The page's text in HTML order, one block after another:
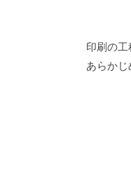
印刷の
あらかじ